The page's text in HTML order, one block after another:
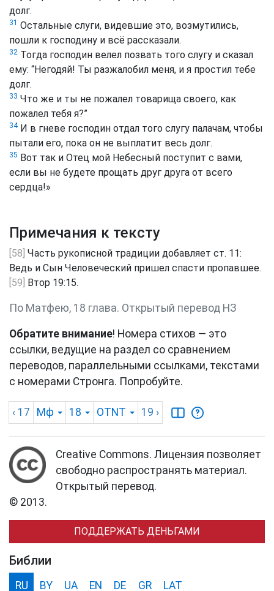
долг.
31 Остальные слуги, видевшие это, возмутились,
пошли к господину и всё рассказали.
32 Тогда господин велел позвать того слугу и сказал
ему: “Негодяй! Ты разжалобил меня, и я простил тебе
долг.
33 Что же и ты не пожалел товарища своего, как
пожалел тебя я?”
34И в гневе господин отдал того слугу палачам, чтобы
пытали его, пока он не выплатит весь долг.
35 Вот так и Отец мой Небесный поступит с вами,
если вы не будете прощать друг друга от всего
сердца!»
Примечания к тексту
[58] Часть рукописной традиции добавляет ст. 11:
Ведь и Сын Человеческий пришел спасти пропавшее.
[59] Втор 19:15.
По Матфею, 18 глава. Открытый перевод НЗ
Обратите внимание! Номера стихов — это
ссылки, ведущие на раздел со сравнением
переводов, параллельными ссылками, текстами
с номерами Стронга. Попробуйте.
‹ 17 Мф 18 OTNT 19 ›
Creative Commons. Лицензия позволяет
свободно распространять материал.
Открытый перевод.
© 2013.
ПОДДЕРЖАТЬ ДЕНЬГАМИ
Библии
RU BY UA EN DE GR LAT